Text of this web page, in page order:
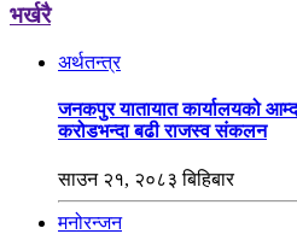
भर्खरै
अर्थतन्त्र
जनकपुर यातायात कार्यालयको
करोडभन्दा बढी राजस्व संकलन
साउन २१, २०८३ बिहिबार
मनोरन्जन